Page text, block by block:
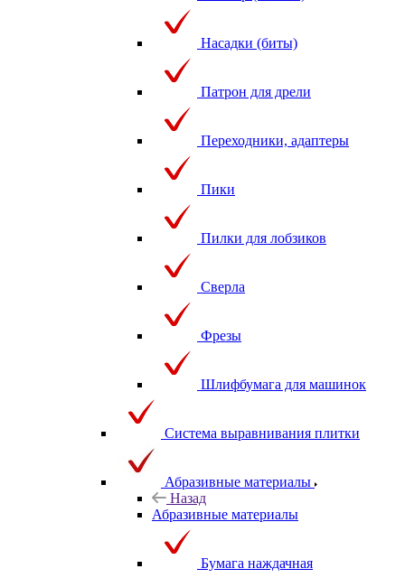
Насадки (биты)
Патрон для дрели
Переходники, адаптеры
Пики
Пилки для лобзиков
Сверла
Фрезы
Шлифбумага для машинок
Система выравнивания плитки
Абразивные материалы
Назад
Абразивные материалы
Бумага наждачная